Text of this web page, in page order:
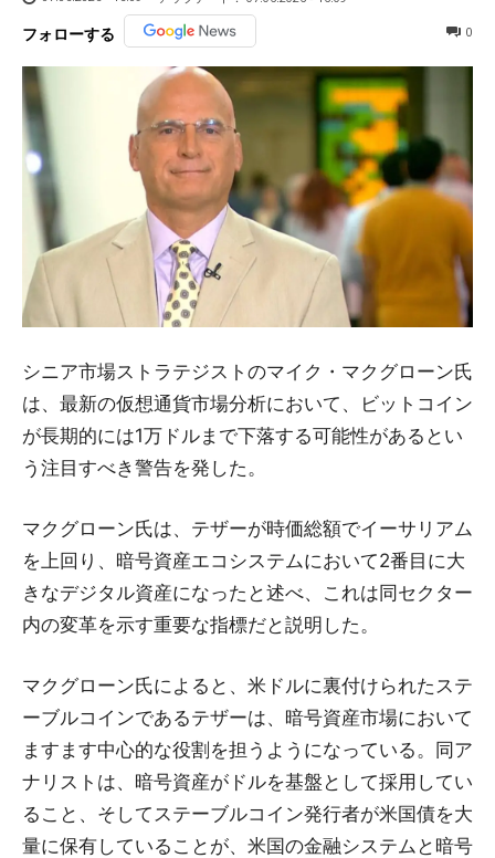
フォローする 0
シニア市場ストラテジストのマイク・マクグローン氏
は、最新の仮想通貨市場分析において、ビットコイン
が長期的には1万ドルまで下落する可能性があるとい
う注目すべき警告を発した。
マクグローン氏は、テザーが時価総額でイーサリアム
を上回り、暗号資産エコシステムにおいて2番目に大
きなデジタル資産になったと述べ、これは同セクター
内の変革を示す重要な指標だと説明した。
マクグローン氏によると、米ドルに裏付けられたステ
ーブルコインであるテザーは、暗号資産市場において
ますます中心的な役割を担うようになっている。同ア
ナリストは、暗号資産がドルを基盤として採用してい
ること、そしてステーブルコイン発行者が米国債を大
量に保有していることが、米国の金融システムと暗号